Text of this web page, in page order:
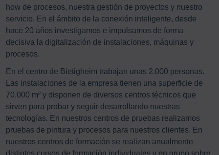
how de procesos, nuestra gestión de proyectos y nuestro
servicio. En el ámbito de la conexión inteligente, desde
hace 20 años investigamos e impulsamos de forma
decisiva la digitalización de instalaciones, máquinas y
procesos.
En el centro de Bietigheim trabajan unas 2.000 personas.
Las instalaciones de la empresa tienen una superficie de
70.000 m² y disponen de diversos centros técnicos que
sirven para probar y seguir desarrollando nuestras
tecnologías. En nuestros centros de pruebas realizamos
pruebas de pintura y procesos para nuestros clientes. En
nuestros centros de formación se realizan anualmente
distintos cursos de formación individuales y en grupo sobre